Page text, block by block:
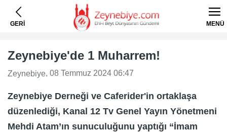
GERİ MENÜ
Zeynebiye'de 1 Muharrem!
Zeynebiye, 08 Temmuz 2024 06:47
Zeynebiye Derneği ve Caferider'in ortaklaşa
düzenlediği, Kanal 12 Tv Genel Yayın Yönetmeni
Mehdi Atam’ın sunuculuğunu yaptığı “İmam